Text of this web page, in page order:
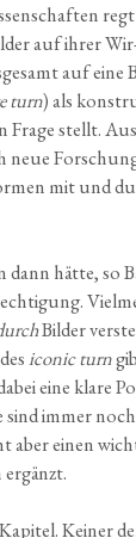
regt
auf ihrer
auf eine
turn) als
stellt.
neue
mit und
dann hät­te, so
Bil­der
ico­nic turn
eine kla­re
sind immer
aber einen
Kei­ner